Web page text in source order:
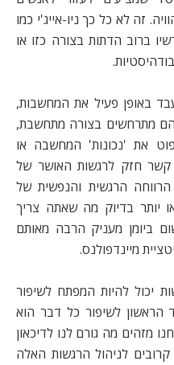
זה לא כל כך ניו-אייג'י כמו
ברוב הדתות בצורה כזו או
באופן פעיל את המחשבות,
מתרחשים בצורה מתחשבת,
את 'נכונות' המחשבה או
חזק לרגשות האושר של
הרגשית והנפשית של
יותר בדיוק מה שאתה צריך
ביומן מעניק הרבה מאותם
מיינדפולנס.
יכול להיות המפתח לשיפור
הראשון לשיפור כל דבר הוא
מזהים מה גורם לנו לדיכאון
לניהול הרגשות האלה